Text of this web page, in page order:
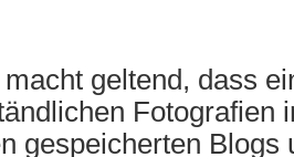
geltend, dass
Fotografien
gespeicherten Blogs